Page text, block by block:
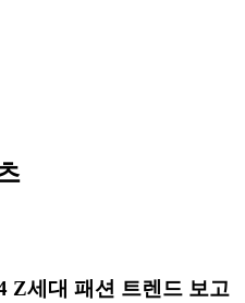
Z세대 패션 트렌드 보고